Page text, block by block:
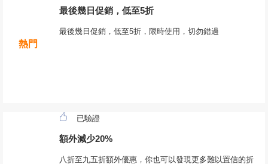
熱門
最後幾日促銷，低至5折
最後幾日促銷，低至5折，限時使用，切勿錯過
已驗證
額外減少20%
八折至九五折額外優惠，你也可以發現更多難以置信的折